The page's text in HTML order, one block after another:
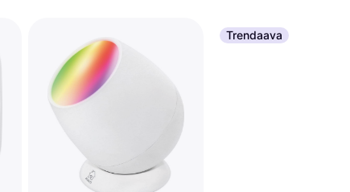
Trendaava